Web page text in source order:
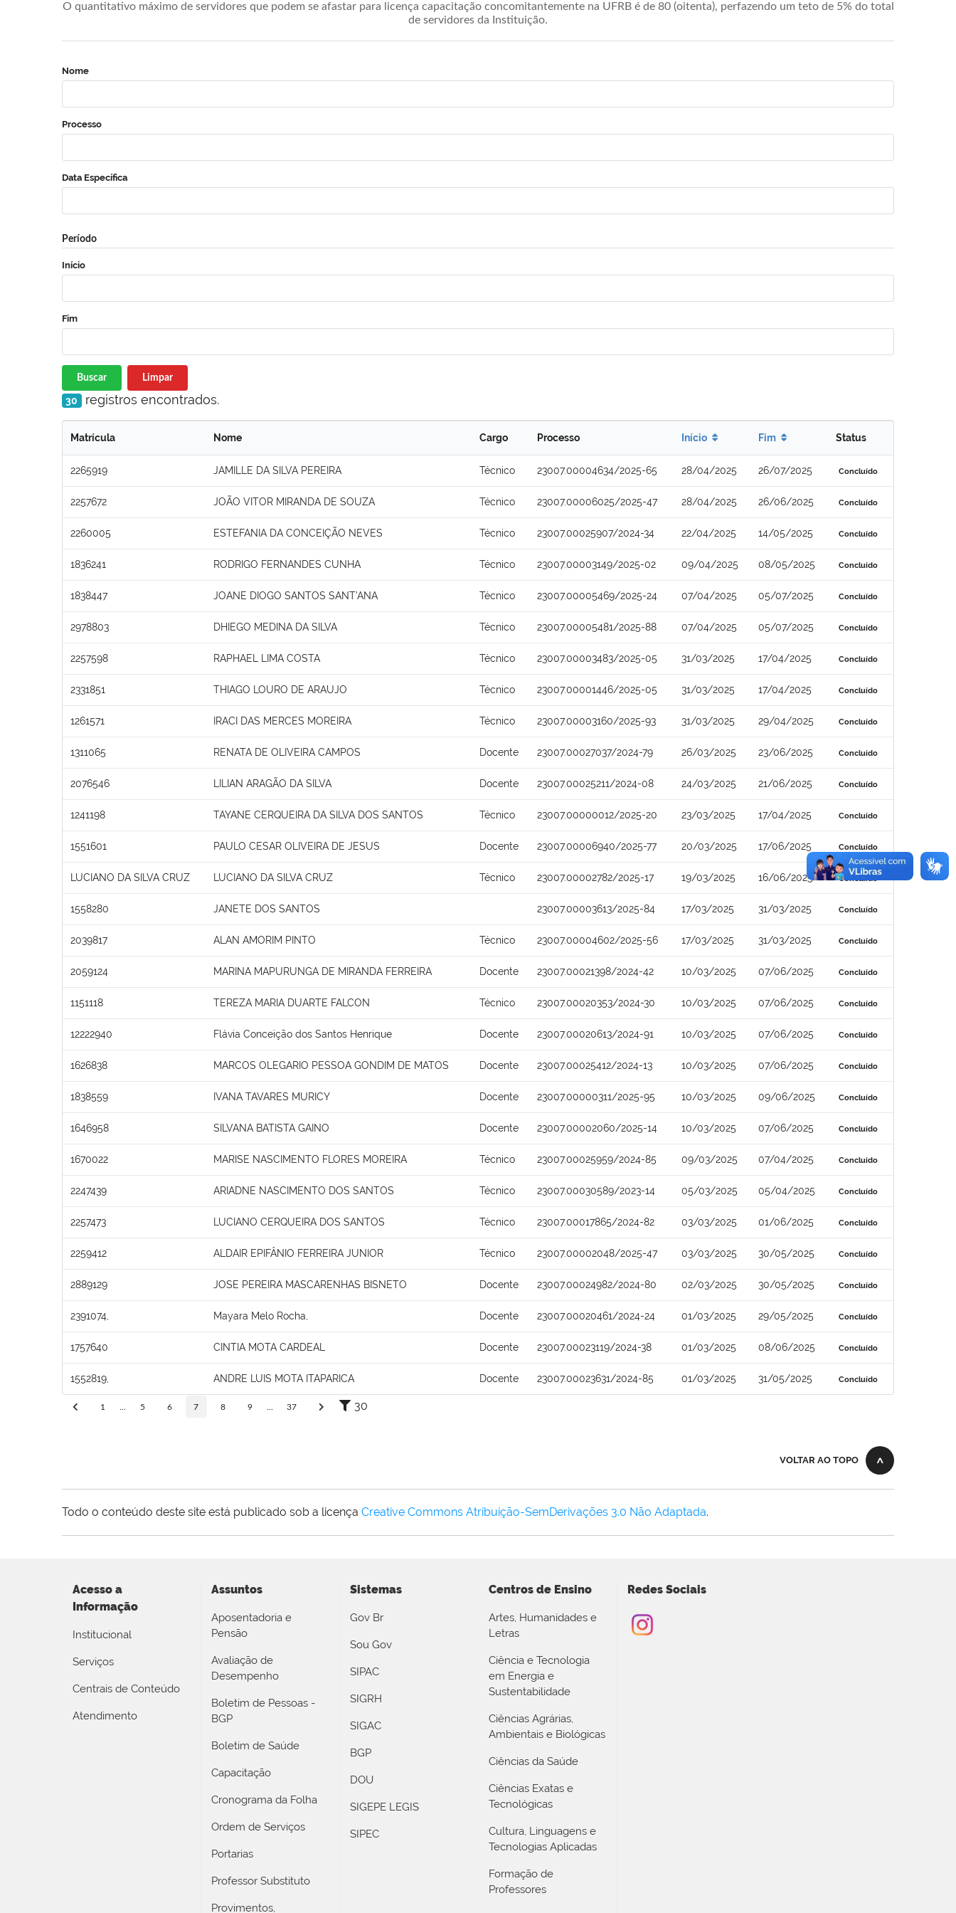
O quantitativo máximo de servidores que podem se afastar para licença capacitação concomitantemente na UFRB é de 80 (oitenta), perfazendo um teto de 5% do total
de servidores da Instituição.
Nome
Processo
Data Específica
Período
Início
Fim
Buscar Limpar
30 registros encontrados.
Matrícula Nome Cargo Processo Início Fim Status
2265919 JAMILLE DA SILVA PEREIRA Técnico 23007.00004634/2025-65 28/04/2025 26/07/2025 Concluído
2257672 JOÃO VITOR MIRANDA DE SOUZA Técnico 23007.00006025/2025-47 28/04/2025 26/06/2025 Concluído
2260005 ESTEFANIA DA CONCEIÇÃO NEVES Técnico 23007.00025907/2024-34 22/04/2025 14/05/2025 Concluído
1836241 RODRIGO FERNANDES CUNHA Técnico 23007.00003149/2025-02 09/04/2025 08/05/2025 Concluído
1838447 JOANE DIOGO SANTOS SANT'ANA Técnico 23007.00005469/2025-24 07/04/2025 05/07/2025 Concluído
2978803 DHIEGO MEDINA DA SILVA Técnico 23007.00005481/2025-88 07/04/2025 05/07/2025 Concluído
2257598 RAPHAEL LIMA COSTA Técnico 23007.00003483/2025-05 31/03/2025 17/04/2025 Concluído
2331851 THIAGO LOURO DE ARAUJO Técnico 23007.00001446/2025-05 31/03/2025 17/04/2025 Concluído
1261571 IRACI DAS MERCES MOREIRA Técnico 23007.00003160/2025-93 31/03/2025 29/04/2025 Concluído
1311065 RENATA DE OLIVEIRA CAMPOS Docente 23007.00027037/2024-79 26/03/2025 23/06/2025 Concluído
2076546 LILIAN ARAGÃO DA SILVA Docente 23007.00025211/2024-08 24/03/2025 21/06/2025 Concluído
1241198 TAYANE CERQUEIRA DA SILVA DOS SANTOS Técnico 23007.00000012/2025-20 23/03/2025 17/04/2025 Concluído
1551601 PAULO CESAR OLIVEIRA DE JESUS Docente 23007.00006940/2025-77 20/03/2025 17/06/2025 Concluído
LUCIANO DA SILVA CRUZ LUCIANO DA SILVA CRUZ Técnico 23007.00002782/2025-17 19/03/2025 16/06/2025 Concluído
1558280 JANETE DOS SANTOS 23007.00003613/2025-84 17/03/2025 31/03/2025 Concluído
2039817 ALAN AMORIM PINTO Técnico 23007.00004602/2025-56 17/03/2025 31/03/2025 Concluído
2059124 MARINA MAPURUNGA DE MIRANDA FERREIRA Docente 23007.00021398/2024-42 10/03/2025 07/06/2025 Concluído
1151118 TEREZA MARIA DUARTE FALCON Técnico 23007.00020353/2024-30 10/03/2025 07/06/2025 Concluído
12222940 Flávia Conceição dos Santos Henrique Docente 23007.00020613/2024-91 10/03/2025 07/06/2025 Concluído
1626838 MARCOS OLEGARIO PESSOA GONDIM DE MATOS Docente 23007.00025412/2024-13 10/03/2025 07/06/2025 Concluído
1838559 IVANA TAVARES MURICY Docente 23007.00000311/2025-95 10/03/2025 09/06/2025 Concluído
1646958 SILVANA BATISTA GAINO Docente 23007.00002060/2025-14 10/03/2025 07/06/2025 Concluído
1670022 MARISE NASCIMENTO FLORES MOREIRA Técnico 23007.00025959/2024-85 09/03/2025 07/04/2025 Concluído
2247439 ARIADNE NASCIMENTO DOS SANTOS Técnico 23007.00030589/2023-14 05/03/2025 05/04/2025 Concluído
2257473 LUCIANO CERQUEIRA DOS SANTOS Técnico 23007.00017865/2024-82 03/03/2025 01/06/2025 Concluído
2259412 ALDAIR EPIFÂNIO FERREIRA JUNIOR Técnico 23007.00002048/2025-47 03/03/2025 30/05/2025 Concluído
2889129 JOSE PEREIRA MASCARENHAS BISNETO Docente 23007.00024982/2024-80 02/03/2025 30/05/2025 Concluído
2391074, Mayara Melo Rocha, Docente 23007.00020461/2024-24 01/03/2025 29/05/2025 Concluído
1757640 CINTIA MOTA CARDEAL Docente 23007.00023119/2024-38 01/03/2025 08/06/2025 Concluído
1552819, ANDRE LUIS MOTA ITAPARICA Docente 23007.00023631/2024-85 01/03/2025 31/05/2025 Concluído
1 5 6 7 8 9 37 30
VOLTAR AO TOPO
Todo o conteúdo deste site está publicado sob a licença Creative Commons Atribuição-SemDerivações 3.0 Não Adaptada.
Acesso a
Informação
Institucional
Serviços
Centrais de Conteúdo
Atendimento
Assuntos
Aposentadoria e
Pensão
Avaliação de
Desempenho
Boletim de Pessoas -
BGP
Boletim de Saúde
Capacitação
Cronograma da Folha
Ordem de Serviços
Portarias
Professor Substituto
Provimentos,
Sistemas
Gov Br
Sou Gov
SIPAC
SIGRH
SIGAC
BGP
DOU
SIGEPE LEGIS
SIPEC
Centros de Ensino
Artes, Humanidades e
Letras
Ciência e Tecnologia
em Energia e
Sustentabilidade
Ciências Agrárias,
Ambientais e Biológicas
Ciências da Saúde
Ciências Exatas e
Tecnológicas
Cultura, Linguagens e
Tecnologias Aplicadas
Formação de
Professores
Redes Sociais